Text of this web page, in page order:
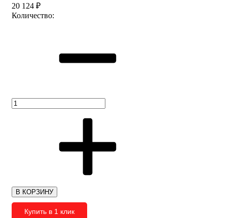
20 124 ₽
Количество:
В КОРЗИНУ
Купить в 1 клик